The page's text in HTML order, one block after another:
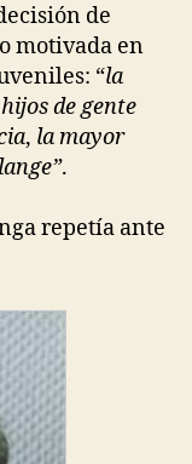
de
motivada en
“la
de gente
, la mayor
.
repetía ante